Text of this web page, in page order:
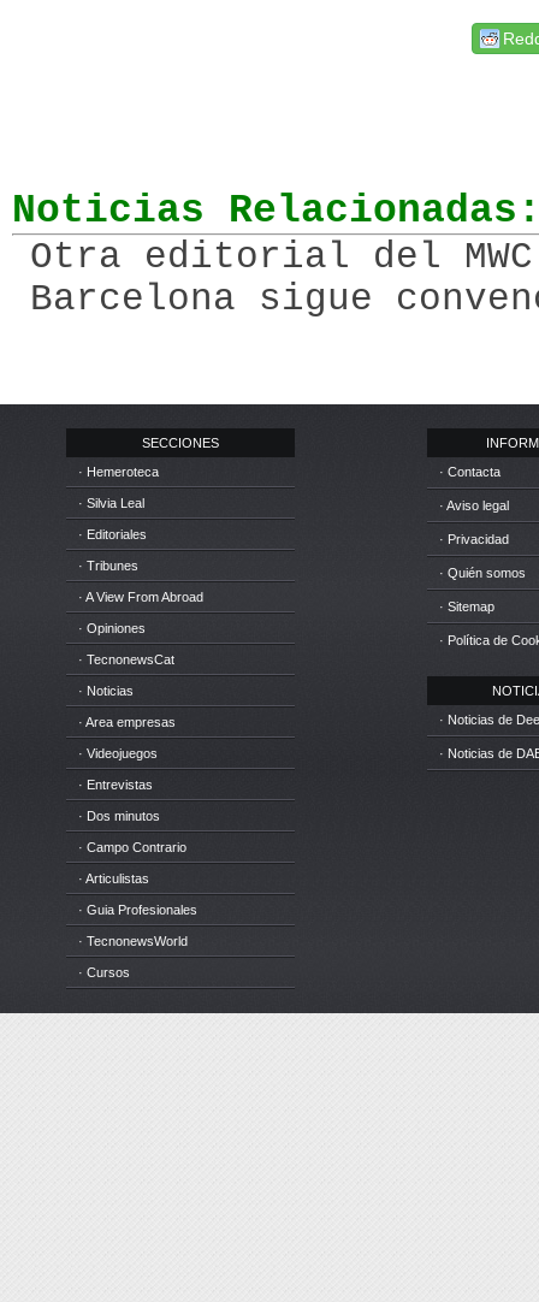
Noticias
Otra editorial del MWC
Barcelona sigue
SECCIONES
· Hemeroteca
· Silvia Leal
· Editoriales
· Tribunes
· A View From Abroad
· Opiniones
· TecnonewsCat
· Noticias
· Area empresas
· Videojuegos
· Entrevistas
· Dos minutos
· Campo Contrario
· Articulistas
· Guia Profesionales
· TecnonewsWorld
· Cursos
· Contacta
· Aviso legal
· Privacidad
· Quién somos
· Sitemap
· Política de
· Noticias de
· Noticias de